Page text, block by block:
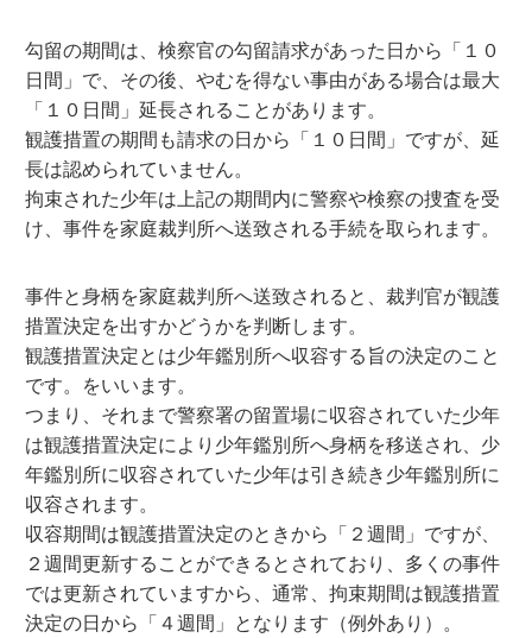
勾留の期間は、検察官の勾留請求があった日から「１０
日間」で、その後、やむを得ない事由がある場合は最大
「１０日間」延長されることがあります。
観護措置の期間も請求の日から「１０日間」ですが、延
長は認められていません。
拘束された少年は上記の期間内に警察や検察の捜査を受
け、事件を家庭裁判所へ送致される手続を取られます。
事件と身柄を家庭裁判所へ送致されると、裁判官が観護
措置決定を出すかどうかを判断します。
観護措置決定とは少年鑑別所へ収容する旨の決定のこと
です。をいいます。
つまり、それまで警察署の留置場に収容されていた少年
は観護措置決定により少年鑑別所へ身柄を移送され、少
年鑑別所に収容されていた少年は引き続き少年鑑別所に
収容されます。
収容期間は観護措置決定のときから「２週間」ですが、
２週間更新することができるとされており、多くの事件
では更新されていますから、通常、拘束期間は観護措置
決定の日から「４週間」となります（例外あり）。